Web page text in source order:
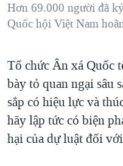
VĂN HOÁ
THỂ THAO
GROUND ZERO – XƯA
CÁC GIÁ TRỊ CỘNG
THƯỢNG ĐỈNH TRUMP-
TRỊNH VĨNH BÌNH VS.
NGƯ DÂN VIỆT VÀ LÀN
Ngôn ngữ khác
Hơn 69.000 người đã
Quốc hội Việt Nam
Tổ chức Ân xá Quốc
bày tỏ quan ngại sâu
sắp có hiệu lực và
hãy lập tức có biện
hại của dự luật đối